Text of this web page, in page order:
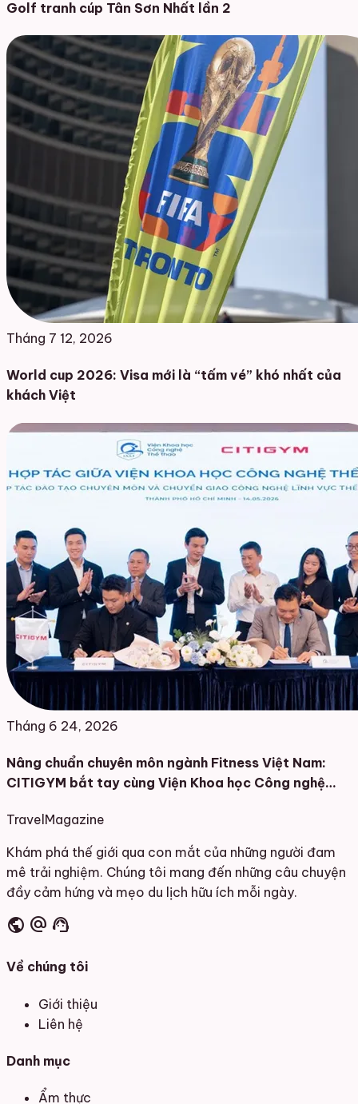
Golf tranh cúp Tân Sơn Nhất lần 2
Tháng 7 12, 2026
World cup 2026: Visa mới là “tấm vé” khó nhất của
khách Việt
Tháng 6 24, 2026
Nâng chuẩn chuyên môn ngành Fitness Việt Nam:
CITIGYM bắt tay cùng Viện Khoa học Công nghệ
Travel Magazine
Khám phá thế giới qua con mắt của những người đam
mê trải nghiệm. Chúng tôi mang đến những câu chuyện
đầy cảm hứng và mẹo du lịch hữu ích mỗi ngày.
public alternate_email support_agent
Về chúng tôi
Giới thiệu
Liên hệ
Danh mục
Ẩm thực